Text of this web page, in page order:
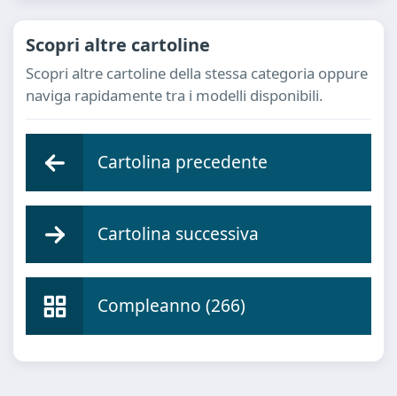
Scopri altre cartoline
Scopri altre cartoline della stessa categoria oppure
naviga rapidamente tra i modelli disponibili.
Cartolina precedente
Cartolina successiva
Compleanno (266)